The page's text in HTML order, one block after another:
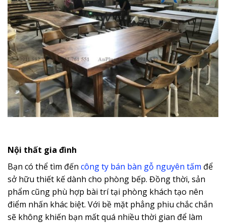
Nội thất gia đình
Bạn có thể tìm đến công ty bán bàn gỗ nguyên tấm để
sở hữu thiết kế dành cho phòng bếp. Đồng thời, sản
phẩm cũng phù hợp bài trí tại phòng khách tạo nên
điểm nhấn khác biệt. Với bề mặt phẳng phiu chắc chắn
sẽ không khiến bạn mất quá nhiều thời gian để làm